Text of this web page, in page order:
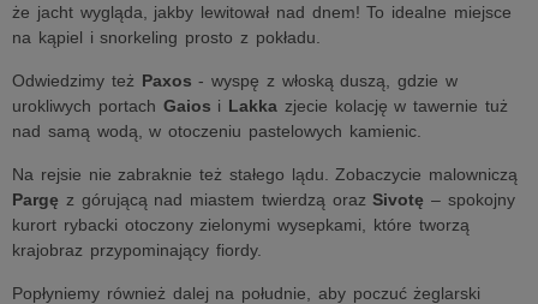
że jacht wygląda, jakby lewitował nad dnem! To idealne miejsce
na kąpiel i snorkeling prosto z pokładu.
Odwiedzimy też Paxos - wyspę z włoską duszą, gdzie w
urokliwych portach Gaios i Lakka zjecie kolację w tawernie tuż
nad samą wodą, w otoczeniu pastelowych kamienic.
Na rejsie nie zabraknie też stałego lądu. Zobaczycie malowniczą
Pargę z górującą nad miastem twierdzą orazSivotę – spokojny
kurort rybacki otoczony zielonymi wysepkami, które tworzą
krajobraz przypominający fiordy.
Popłyniemy również dalej na południe, aby poczuć żeglarski